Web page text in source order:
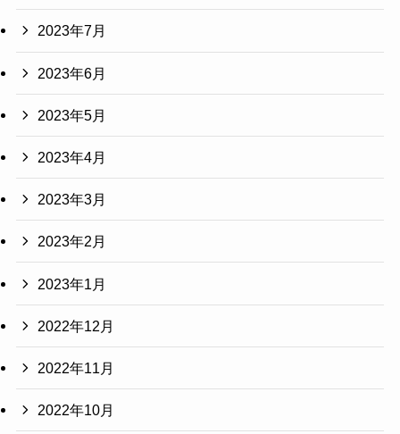
2023年7月
2023年6月
2023年5月
2023年4月
2023年3月
2023年2月
2023年1月
2022年12月
2022年11月
2022年10月